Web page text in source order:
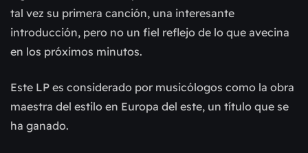
tal vez su primera canción, una interesante
introducción, pero no un fiel reflejo de lo que avecina
en los próximos minutos.
Este LP es considerado por musicólogos como la obra
maestra del estilo en Europa del este, un título que se
ha ganado.